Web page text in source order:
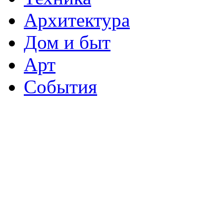
Архитектура
Дом и быт
Арт
События